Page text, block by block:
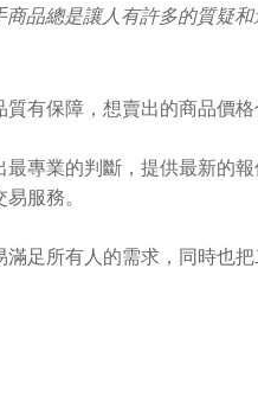
品總是讓人有許多的質疑和
有保障，想賣出的商品價格
專業的判斷，提供最新的
服務。
足所有人的需求，同時也